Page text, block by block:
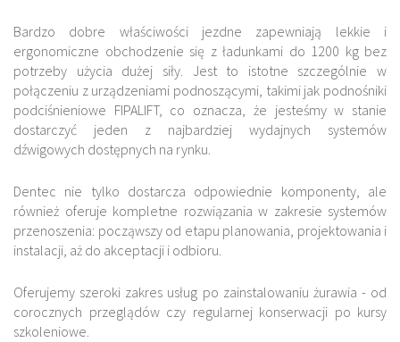
Bardzo dobre właściwości jezdne zapewniają lekkie i
ergonomiczne obchodzenie się z ładunkami do 1200 kg bez
potrzeby użycia dużej siły. Jest to istotne szczególnie w
połączeniu z urządzeniami podnoszącymi, takimi jak podnośniki
podciśnieniowe FIPALIFT, co oznacza, że jesteśmy w stanie
dostarczyć jeden z najbardziej wydajnych systemów
dźwigowych dostępnych na rynku.
Dentec nie tylko dostarcza odpowiednie komponenty, ale
również oferuje kompletne rozwiązania w zakresie systemów
przenoszenia: począwszy od etapu planowania, projektowania i
instalacji, aż do akceptacji i odbioru.
Oferujemy szeroki zakres usług po zainstalowaniu żurawia - od
corocznych przeglądów czy regularnej konserwacji po kursy
szkoleniowe.